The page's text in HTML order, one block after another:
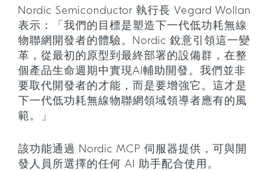
Nordic Semiconductor 執行長 Vegard Wollan
表示：「我們的目標是塑造下一代低功耗無線
物聯網開發者的體驗。Nordic 銳意引領這一變
革，從最初的原型到最終部署的設備群，在整
個產品生命週期中實現AI輔助開發。我們並非
要取代開發者的才能，而是要增強它。這才是
下一代低功耗無線物聯網領域領導者應有的風
範。」
該功能通過 Nordic MCP 伺服器提供，可與開
發人員所選擇的任何 AI 助手配合使用。